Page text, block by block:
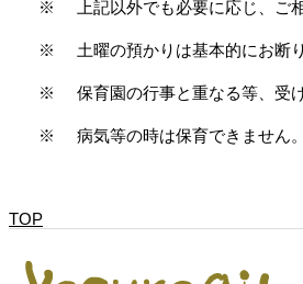
※ 上記以外でも必要に応じ、
※ 土曜の預かりは基本的にお断
※ 保育園の行事と重なる等、受
※ 病気等の時は保育できません。
TOP